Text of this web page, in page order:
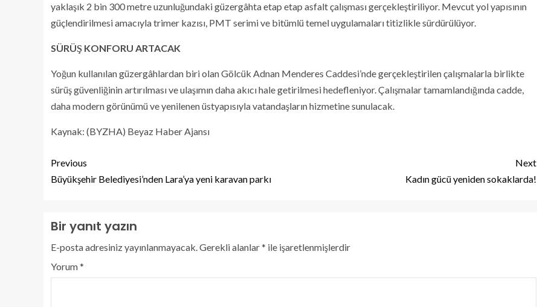
yaklaşık 2 bin 300 metre uzunluğundaki güzergâhta etap etap asfalt çalışması gerçekleştiriliyor. Mevcut yol yapısının
güçlendirilmesi amacıyla trimer kazısı, PMT serimi ve bitümlü temel uygulamaları titizlikle sürdürülüyor.
SÜRÜŞ KONFORU ARTACAK
Yoğun kullanılan güzergâhlardan biri olan Gölcük Adnan Menderes Caddesi’nde gerçekleştirilen çalışmalarla birlikte
sürüş güvenliğinin artırılması ve ulaşımın daha akıcı hale getirilmesi hedefleniyor. Çalışmalar tamamlandığında cadde,
daha modern görünümü ve yenilenen üstyapısıyla vatandaşların hizmetine sunulacak.
Kaynak: (BYZHA) Beyaz Haber Ajansı
Previous
Büyükşehir Belediyesi’nden Lara’ya yeni karavan parkı
Next
Kadın gücü yeniden sokaklarda!
Bir yanıt yazın
E-posta adresiniz yayınlanmayacak.Gerekli alanlar* ile işaretlenmişlerdir
Yorum*